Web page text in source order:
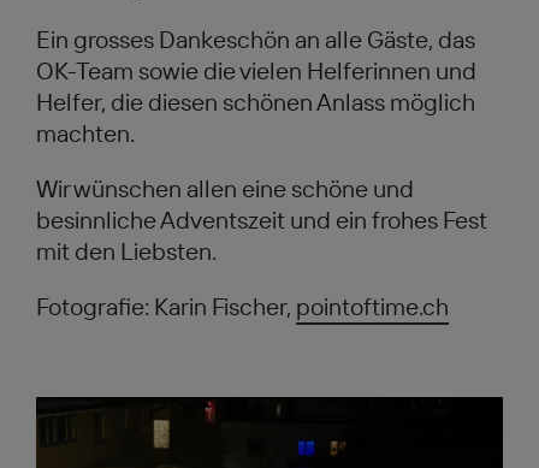
Ein grosses Dankeschön an alle Gäste, das
OK-Team sowie die vielen Helferinnen und
Helfer, die diesen schönen Anlass möglich
machten.
Wir wünschen allen eine schöne und
besinnliche Adventszeit und ein frohes Fest
mit den Liebsten.
Fotografie: Karin Fischer, pointoftime.ch